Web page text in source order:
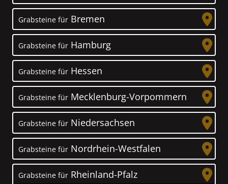
Grabsteine für Bremen
Grabsteine für Hamburg
Grabsteine für Hessen
Grabsteine für Mecklenburg-Vorpommern
Grabsteine für Niedersachsen
Grabsteine für Nordrhein-Westfalen
Grabsteine für Rheinland-Pfalz